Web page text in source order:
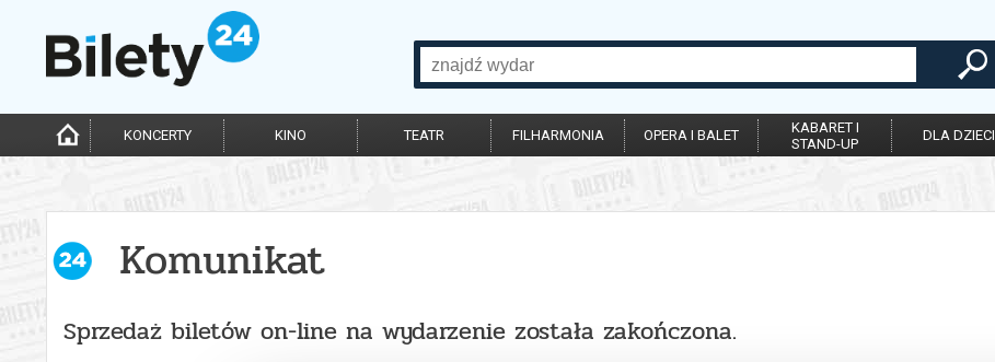
KONCERTY KINO TEATR FILHARMONIA OPERA I BALET
KABARET I
STAND-UP
DLA DZIECI
Komunikat
Sprzedaż biletów on-line na wydarzenie została zakończona.